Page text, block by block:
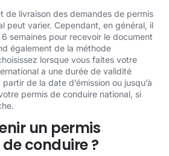
de livraison des demandes de permis
peut varier. Cependant, en général, il
semaines pour recevoir le document
également de la méthode
lorsque vous faites votre
a une durée de validité
de la date d’émission ou jusqu’à
permis de conduire national, si
un permis
conduire ?